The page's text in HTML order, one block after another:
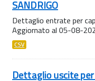
SANDRIGO
Dettaglio entrate per
Aggiornato al 05-08-
CSV
Dettaglio uscite